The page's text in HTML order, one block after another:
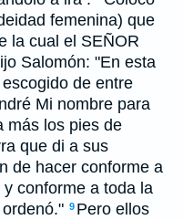
femenina) que
la cual el SEÑOR
Salomón: "En esta
de entre
Mi nombre para
más los pies de
que di a sus
de hacer conforme a
conforme a toda la
9 Pero ellos